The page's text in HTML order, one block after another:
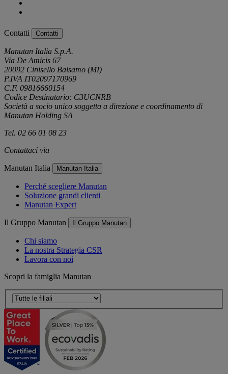
Contatti Contatti
Manutan Italia S.p.A.
Via De Amicis 67
20092 Cinisello Balsamo (MI)
P.IVA IT02097170969
C.F. 09816660154
Codice Destinatario: C3UCNRB
Società a socio unico soggetta a direzione e coordinamento di
Manutan Holding SA
Tel. 02 66 01 08 23
Contattaci via
Manutan Italia Manutan Italia
Perché scegliere Manutan
Soluzione grandi clienti
Manutan Expert
Il Gruppo Manutan Il Gruppo Manutan
Chi siamo
La nostra Strategia CSR
Lavora con noi
Scopri la famiglia Manutan